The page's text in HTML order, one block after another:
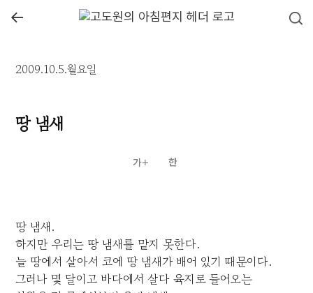
←
2009.10.5.월요일
땅 냄새
땅 냄새.
하지만 우리는 땅 냄새를 맡지 못한다.
늘 땅에서 살아서 코에 땅 냄새가 배어 있기 때문이다.
그러나 몇 달이고 바다에서 살다 육지로 들어오는